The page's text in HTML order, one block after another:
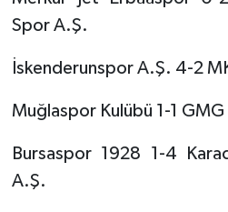
Spor A.Ş.
İskenderunspor A.Ş. 4-2
Muğlaspor Kulübü 1-1
Bursaspor 1928 1-4
A.Ş.